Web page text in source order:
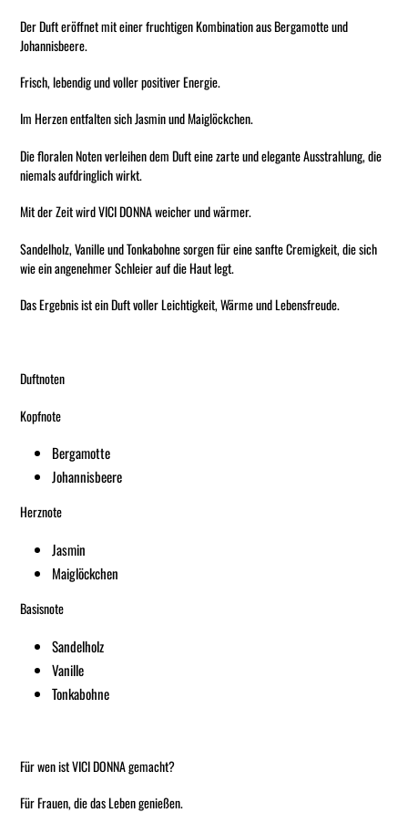
Der Duft eröffnet mit einer fruchtigen Kombination aus Bergamotte und
Johannisbeere.
Frisch, lebendig und voller positiver Energie.
Im Herzen entfalten sich Jasmin und Maiglöckchen.
Die floralen Noten verleihen dem Duft eine zarte und elegante Ausstrahlung, die
niemals aufdringlich wirkt.
Mit der Zeit wird VICI DONNA weicher und wärmer.
Sandelholz, Vanille und Tonkabohne sorgen für eine sanfte Cremigkeit, die sich
wie ein angenehmer Schleier auf die Haut legt.
Das Ergebnis ist ein Duft voller Leichtigkeit, Wärme und Lebensfreude.
Duftnoten
Kopfnote
Bergamotte
Johannisbeere
Herznote
Jasmin
Maiglöckchen
Basisnote
Sandelholz
Vanille
Tonkabohne
Für wen ist VICI DONNA gemacht?
Für Frauen, die das Leben genießen.